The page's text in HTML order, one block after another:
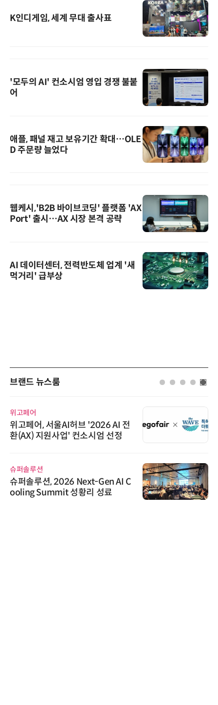
K인디게임, 세계 무대 출사표
'모두의 AI' 컨소시엄 영입 경쟁 불붙
어
애플, 패널 재고 보유기간 확대…OLE
D 주문량 늘었다
웹케시,'B2B 바이브코딩' 플랫폼 'AX
Port' 출시…AX 시장 본격 공략
AI 데이터센터, 전력반도체 업계 '새
먹거리' 급부상
브랜드 뉴스룸
위고페어
위고페어, 서울AI허브 '2026 AI 전
환(AX) 지원사업' 컨소시엄 선정
슈퍼솔루션
슈퍼솔루션, 2026 Next-Gen AI C
ooling Summit 성황리 성료